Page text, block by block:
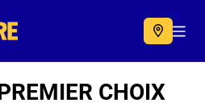
Autocare
CHOIX